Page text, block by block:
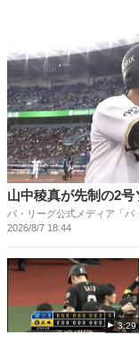
山中稜真が先制の2
パ・リーグ公式メディア「パ
2026/8/7 18:44
3:29